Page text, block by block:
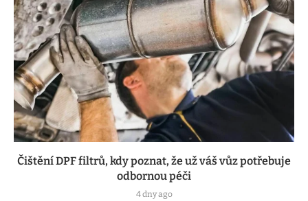
Čištění DPF filtrů, kdy poznat, že už váš vůz potřebuje
odbornou péči
4 dny ago